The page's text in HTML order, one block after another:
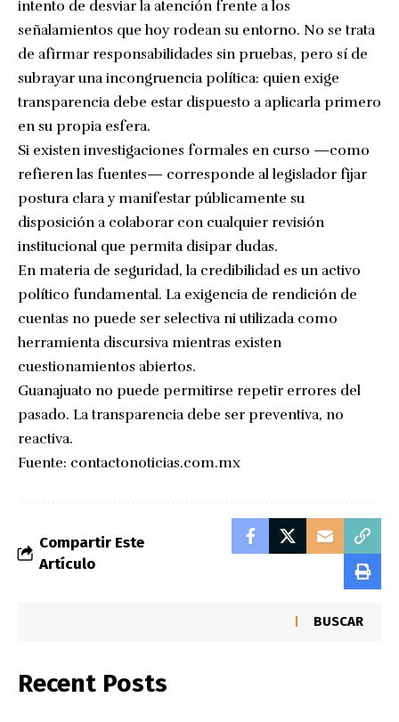
intento de desviar la atención frente a los
señalamientos que hoy rodean su entorno. No se trata
de afirmar responsabilidades sin pruebas, pero sí de
subrayar una incongruencia política: quien exige
transparencia debe estar dispuesto a aplicarla primero
en su propia esfera.
Si existen investigaciones formales en curso —como
refieren las fuentes— corresponde al legislador fijar
postura clara y manifestar públicamente su
disposición a colaborar con cualquier revisión
institucional que permita disipar dudas.
En materia de seguridad, la credibilidad es un activo
político fundamental. La exigencia de rendición de
cuentas no puede ser selectiva ni utilizada como
herramienta discursiva mientras existen
cuestionamientos abiertos.
Guanajuato no puede permitirse repetir errores del
pasado. La transparencia debe ser preventiva, no
reactiva.
Fuente: contactonoticias.com.mx
Compartir Este
Artículo
BUSCAR
Recent Posts